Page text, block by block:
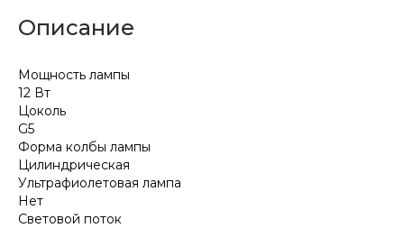
Описание
Мощность лампы
12 Вт
Цоколь
G5
Форма колбы лампы
Цилиндрическая
Ультрафиолетовая лампа
Нет
Световой поток